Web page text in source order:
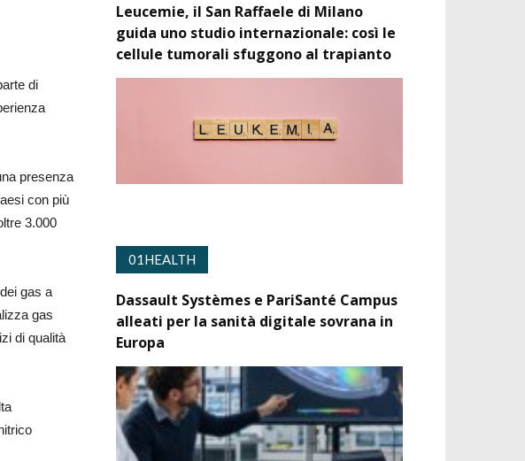
di
presenza
con più
3.000
gas a
gas
di qualità
Leucemie, il San Raffaele di Milano
guida uno studio internazionale: così le
cellule tumorali sfuggono al trapianto
01HEALTH
Dassault Systèmes e PariSanté Campus
alleati per la sanità digitale sovrana in
Europa